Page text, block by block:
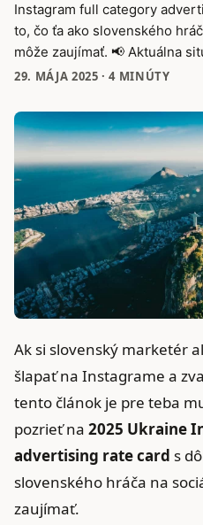
Instagram full category
to, čo ťa ako slovenského
môže zaujímať. 📢 Aktuálna
29. MÁJA 2025 ·4 MINÚTY
Ak si slovenský marketér
šlapať na Instagrame a
tento článok je pre teba
pozrieť na 2025 Ukraine
advertising rate card s
slovenského hráča na
zaujímať.